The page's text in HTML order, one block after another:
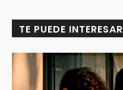
TE PUEDE INTERESAR